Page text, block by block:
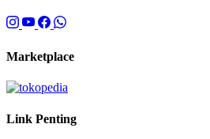
Marketplace
Link Penting